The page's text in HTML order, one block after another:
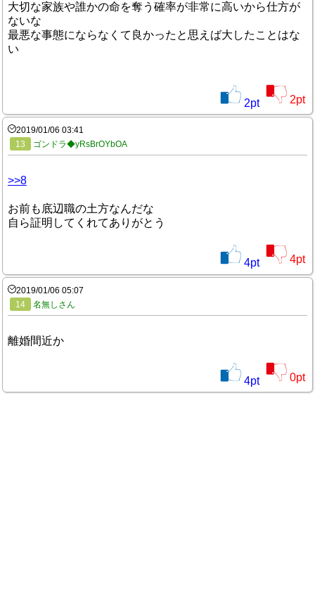
大切な家族や誰かの命を奪う確率が非常に高いから仕方が
ないな
最悪な事態にならなくて良かったと思えば大したことはな
い
2pt 2pt
2019/01/06 03:41
13
ゴンドラ◆yRsBrOYbOA
>>8
お前も底辺職の土方なんだな
自ら証明してくれてありがとう
4pt 4pt
2019/01/06 05:07
14
名無しさん
離婚間近か
4pt 0pt